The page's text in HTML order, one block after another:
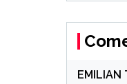
EMILIAN